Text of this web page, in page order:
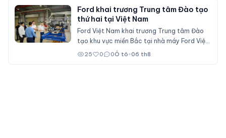
trực tiếp Mitsubishi Xforce, Kia Seltos và
Honda HR-V.
Ford khai trương Trung tâm Đào tạo
thứ hai tại Việt Nam
Ford Việt Nam khai trương Trung tâm Đào
tạo khu vực miền Bắc tại nhà máy Ford Việt
Nam (Hải Phòng), đóng vai trò đào tạo cho
25 0 0Ô tô•06 th8